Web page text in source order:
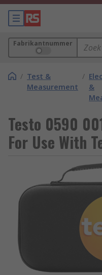
Fabrikantnummer
/ Test &
Measurement
/
&
Testo 0590
For Use With